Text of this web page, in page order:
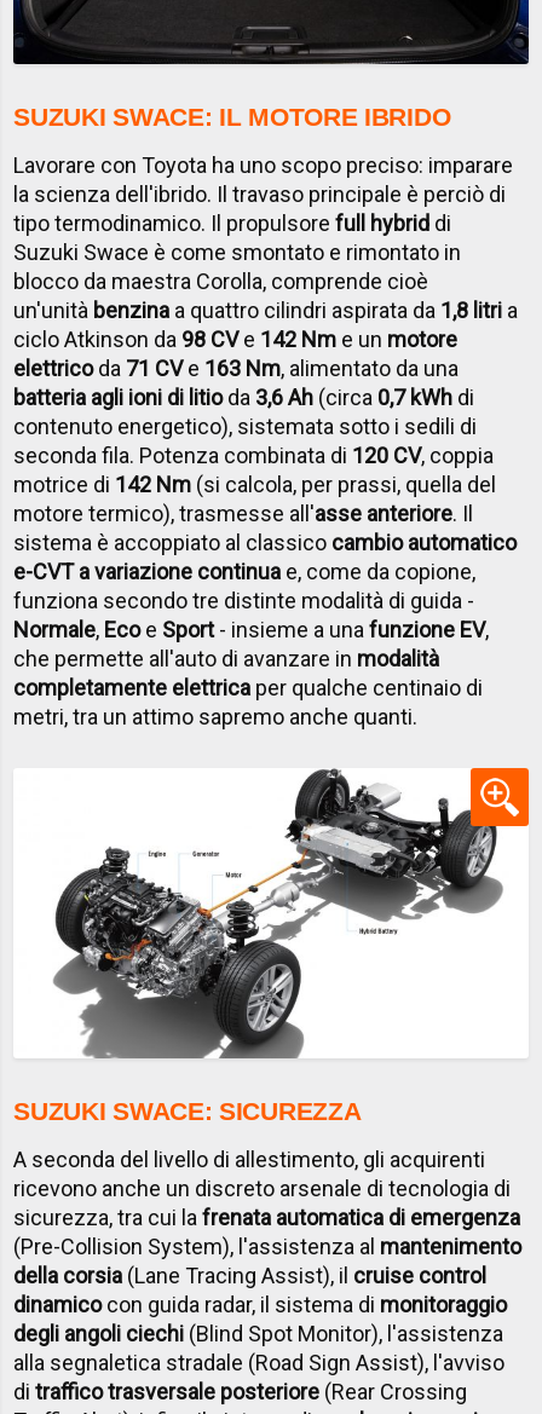
SUZUKI SWACE: IL MOTORE IBRIDO
Lavorare con Toyota ha uno scopo preciso: imparare
la scienza dell'ibrido. Il travaso principale è perciò di
tipo termodinamico. Il propulsorefull hybrid di
Suzuki Swace è come smontato e rimontato in
blocco da maestra Corolla, comprende cioè
un'unità benzina a quattro cilindri aspirata da 1,8 litri a
ciclo Atkinson da 98 CVe 142 Nm e un motore
elettricoda 71 CVe 163 Nm, alimentato da una
batteria agli ioni di litioda 3,6 Ah (circa 0,7 kWh di
contenuto energetico), sistemata sotto i sedili di
seconda fila. Potenza combinata di 120 CV, coppia
motrice di 142 Nm (si calcola, per prassi, quella del
motore termico), trasmesse all'asse anteriore. Il
sistema è accoppiato al classico cambio automatico
e-CVT a variazione continua e, come da copione,
funziona secondo tre distinte modalità di guida -
Normale, Ecoe Sport- insieme a unafunzione EV,
che permette all'auto di avanzare in modalità
completamente elettrica per qualche centinaio di
metri, tra un attimo sapremo anche quanti.
SUZUKI SWACE: SICUREZZA
A seconda del livello di allestimento, gli acquirenti
ricevono anche un discreto arsenale di tecnologia di
sicurezza, tra cui lafrenata automatica di emergenza
(Pre-Collision System), l'assistenza al mantenimento
della corsia (Lane Tracing Assist), il cruise control
dinamicocon guida radar, il sistema di monitoraggio
degli angoli ciechi (Blind Spot Monitor), l'assistenza
alla segnaletica stradale (Road Sign Assist), l'avviso
ditraffico trasversale posteriore (Rear Crossing